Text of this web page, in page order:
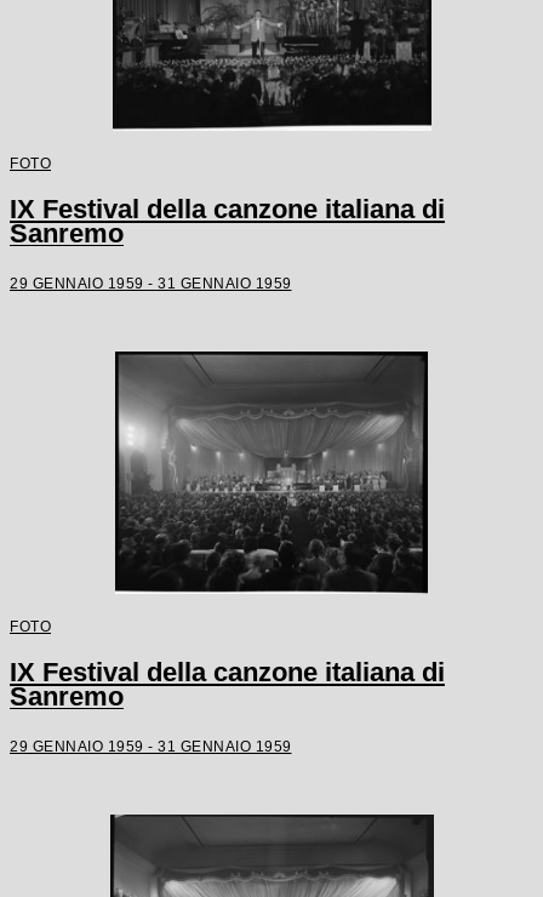
FOTO
IX Festival della canzone italiana di
Sanremo
29 GENNAIO 1959 - 31 GENNAIO 1959
FOTO
IX Festival della canzone italiana di
Sanremo
29 GENNAIO 1959 - 31 GENNAIO 1959